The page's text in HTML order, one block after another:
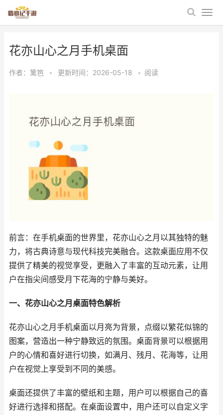
花亦山心之月手机桌面
作者： 篱笆 • 更新时间：2026-05-18 • 阅读
前言：在手机桌面的世界里，花亦山心之月以其独特的魅
力，将古典诗意与现代科技完美融合。这款桌面应用不仅
提供了精美的视觉享受，更融入了丰富的互动元素，让用
户在指尖间感受月下花海的宁静与美好。
一、花亦山心之月桌面特色解析
花亦山心之月手机桌面以月亮为背景，点缀以繁花似锦的
图案，营造出一种宁静致远的氛围。桌面背景可以根据用
户的心情和喜好进行切换，如满月、残月、花海等，让用
户在视觉上享受到不同的美感。
桌面还提供了丰富的壁纸和主题，用户可以根据自己的喜
好进行选择和搭配。在桌面设置中，用户还可以自定义字